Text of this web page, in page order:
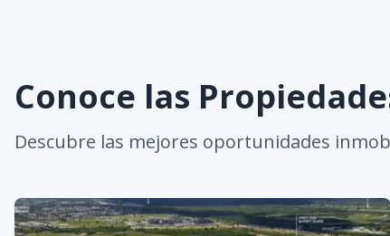
Conoce las
Descubre las mejores oportunidades